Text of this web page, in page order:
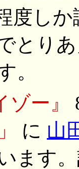
度し
とり
。
ゾー』
に 山
ます